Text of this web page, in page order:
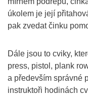
úkolem je její
pak zvedat činku
Dále jsou to cviky,
press, pistol, plank
a především správné
instruktoři hodinách